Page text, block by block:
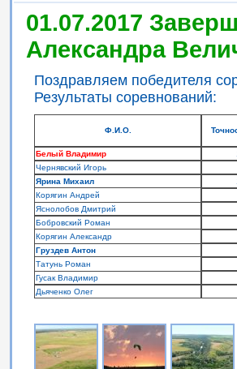
01.07.2017
Александра
Поздравляем победителя
Результаты соревнований:
Ф.И.О.
Белый Владимир
Чернявский Игорь
Ярина Михаил
Корягин Андрей
Яснолобов Дмитрий
Бобровский Роман
Корягин Александр
Груздев Антон
Татунь Роман
Гусак Владимир
Дьяченко Олег